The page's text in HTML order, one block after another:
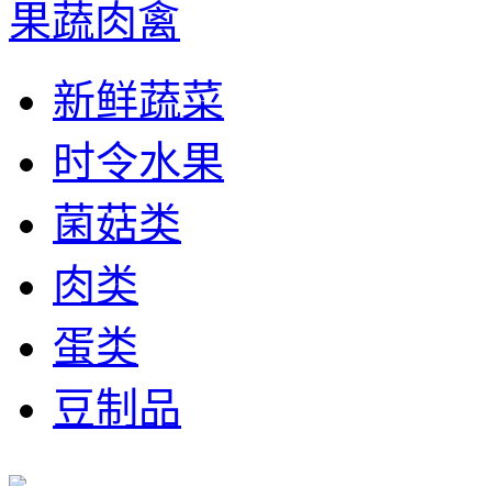
果蔬肉禽
新鲜蔬菜
时令水果
菌菇类
肉类
蛋类
豆制品